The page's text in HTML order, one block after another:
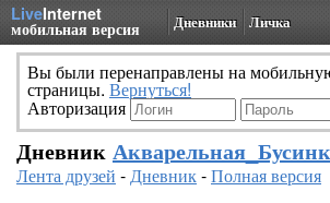
LiveInternet
мобильная версия Дневники Личка
Вы были перенаправлены на
страницы. Вернуться!
Авторизация
Дневник
Лента друзей -Дневник-Полная версия